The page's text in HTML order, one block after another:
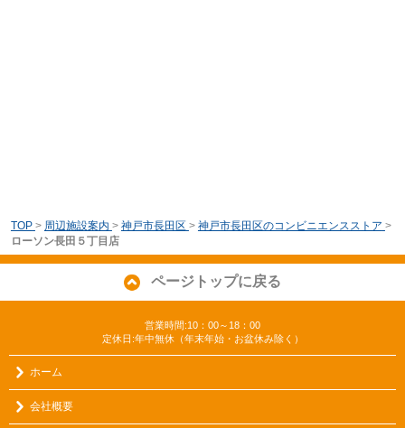
TOP > 周辺施設案内 > 神戸市長田区 > 神戸市長田区のコンビニエンスストア >
ローソン長田５丁目店
ページトップに戻る
営業時間:10：00～18：00
定休日:年中無休（年末年始・お盆休み除く）
ホーム
会社概要